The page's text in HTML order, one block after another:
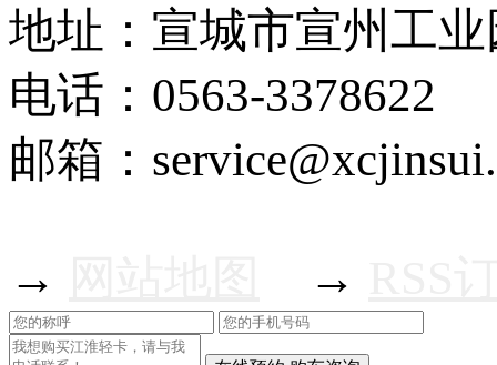
地址：宣城市宣州工
电话：0563-3378622
邮箱：
→ →